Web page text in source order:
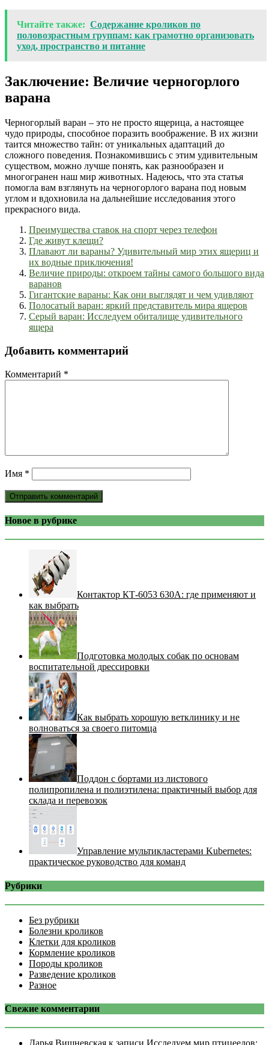
Читайте также: Содержание кроликов по
половозрастным группам: как грамотно организовать
уход, пространство и питание
Заключение: Величие черногорлого
варана
Черногорлый варан – это не просто ящерица, а настоящее
чудо природы, способное поразить воображение. В их жизни
таится множество тайн: от уникальных адаптаций до
сложного поведения. Познакомившись с этим удивительным
существом, можно лучше понять, как разнообразен и
многогранен наш мир животных. Надеюсь, что эта статья
помогла вам взглянуть на черногорлого варана под новым
углом и вдохновила на дальнейшие исследования этого
прекрасного вида.
Преимущества ставок на спорт через телефон
Где живут клещи?
Плавают ли вараны? Удивительный мир этих ящериц и
их водные приключения!
Величие природы: откроем тайны самого большого вида
варанов
Гигантские вараны: Как они выглядят и чем удивляют
Полосатый варан: яркий представитель мира ящеров
Серый варан: Исследуем обиталище удивительного
ящера
Добавить комментарий
Комментарий *
Имя *
Новое в рубрике
Контактор КТ-6053 630А: где применяют и
как выбрать
Подготовка молодых собак по основам
воспитательной дрессировки
Как выбрать хорошую ветклинику и не
волноваться за своего питомца
Поддон с бортами из листового
полипропилена и полиэтилена: практичный выбор для
склада и перевозок
Управление мультикластерами Kubernetes:
практическое руководство для команд
Рубрики
Без рубрики
Болезни кроликов
Клетки для кроликов
Кормление кроликов
Породы кроликов
Разведение кроликов
Разное
Свежие комментарии